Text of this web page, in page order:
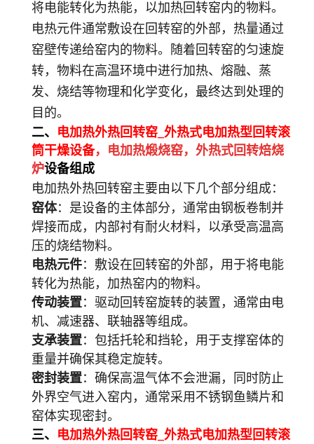
将电能转化为热能，以加热回转窑内的物料。
电热元件通常敷设在回转窑的外部，热量通过
窑壁传递给窑内的物料。随着回转窑的匀速旋
转，物料在高温环境中进行加热、熔融、蒸
发、烧结等物理和化学变化，最终达到处理的
目的。
二、 电加热外热回转窑_外热式电加热型回转滚
筒干燥设备，电加热煅烧窑，外热式回转焙烧
炉设备组成
电加热外热回转窑主要由以下几个部分组成：
窑体：是设备的主体部分，通常由钢板卷制并
焊接而成，内部衬有耐火材料，以承受高温高
压的烧结物料。
电热元件：敷设在回转窑的外部，用于将电能
转化为热能，加热窑内的物料。
传动装置：驱动回转窑旋转的装置，通常由电
机、减速器、联轴器等组成。
支承装置：包括托轮和挡轮，用于支撑窑体的
重量并确保其稳定旋转。
密封装置：确保高温气体不会泄漏，同时防止
外界空气进入窑内，通常采用不锈钢鱼鳞片和
窑体实现密封。
三、 电加热外热回转窑_外热式电加热型回转滚